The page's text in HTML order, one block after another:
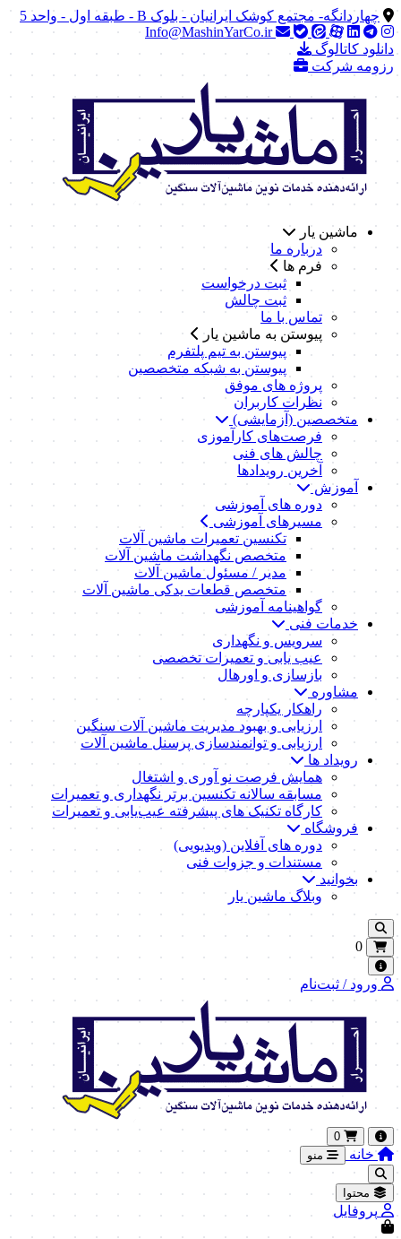
چهاردانگه- مجتمع کوشک ایرانیان - بلوک B - طبقه اول - واحد 5
Info@MashinYarCo.ir
دانلود کاتالوگ
رزومه شرکت
ماشین یار
درباره ما
فرم ها
ثبت درخواست
ثبت چالش
تماس با ما
پیوستن به ماشین یار
پیوستن به تیم پلتفرم
پیوستن به شبکه متخصصین
پروژه های موفق
نظرات کاربران
متخصصین (آزمایشی)
فرصت‌های کارآموزی
چالش های فنی
آخرین رویدادها
آموزش
دوره های آموزشی
مسیرهای آموزشی
تکنسین تعمیرات ماشین آلات
متخصص نگهداشت ماشین آلات
مدیر / مسئول ماشین آلات
متخصص قطعات یدکی ماشین آلات
گواهینامه آموزشی
خدمات فنی
سرویس و نگهداری
عیب یابی و تعمیرات تخصصی
بازسازی و اورهال
مشاوره
راهکار یکپارچه
ارزیابی و بهبود مدیریت ماشین آلات سنگین
ارزیابی و توانمندسازی پرسنل ماشین آلات
رویداد ها
همایش فرصت نو آوری و اشتغال
مسابقه سالانه تکنسین برتر نگهداری و تعمیرات
کارگاه تکنیک‌ های پیشرفته عیب‌یابی و تعمیرات
فروشگاه
دوره های آفلاین (ویدیویی)
مستندات و جزوات فنی
بخوانید
وبلاگ ماشین یار
0
ورود / ثبت‌نام
0
خانه منو
محتوا
پروفایل